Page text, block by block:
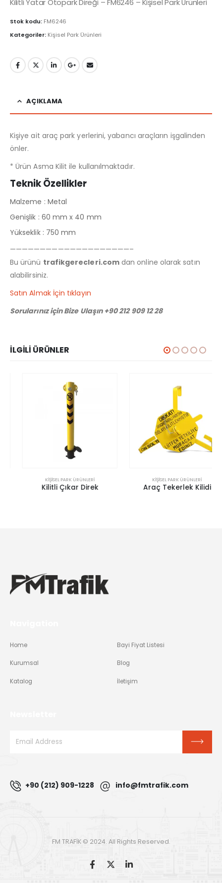
Kilitli Yatar Otopark Direği – FM6246 – Kişisel Park Ürünleri
Stok kodu: FM6246
Kategoriler: Kişisel Park Ürünleri
AÇIKLAMA
Kişiye ait araç park yerlerini, yabancı araçların işgalinden
önler.
* Ürün Asma Kilit ile kullanılmaktadır.
Teknik Özellikler
Malzeme : Metal
Genişlik : 60 mm x 40 mm
Yükseklik : 750 mm
————————————————————–
Bu ürünü trafikgerecleri.comdan online olarak satın
alabilirsiniz.
Satın Almak İçin tıklayın
Sorularınız için Bize Ulaşın +90 212 909 12 28
İLGILI ÜRÜNLER
KIŞISEL PARK ÜRÜNLERI
Kilitli Çıkar Direk
KIŞISEL PARK ÜRÜNLERI
Araç Tekerlek Kilidi
Home
Kurumsal
Katalog
Bayi Fiyat Listesi
Blog
İletişim
+90 (212) 909-1228 info@fmtrafik.com
FM TRAFİK © 2024. All Rights Reserved.